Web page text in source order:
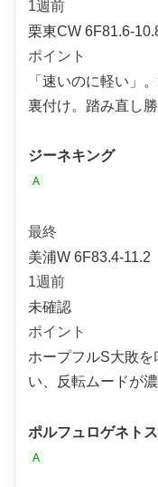
1週前
栗東CW 6F81.6-
ポイント
「速いのに軽い」
裏付け。踏み直し勝
ジーネキング
A
最終
美浦W 6F83.4-11.2
1週前
未確認
ポイント
ホープフルS大敗
い、反転ムードが
ポルフュロゲネトス
A